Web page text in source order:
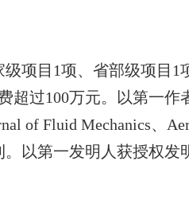
项目1项、省部级项目
超过100万元。以第一
of Fluid Mechanics、
以第一发明人获授权发